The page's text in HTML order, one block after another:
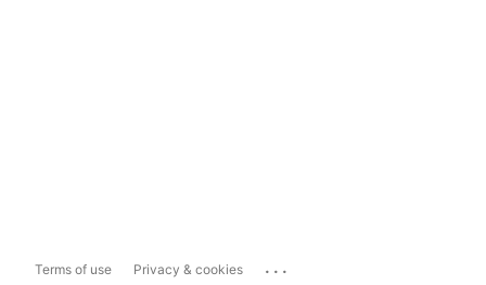
Terms of use Privacy & cookies ...